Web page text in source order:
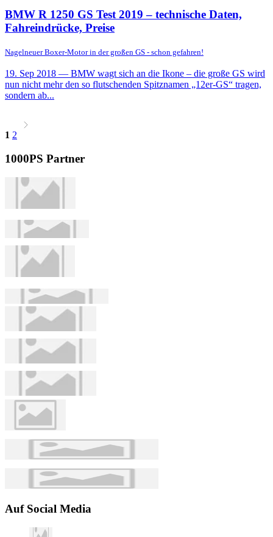
BMW R 1250 GS Test 2019 – technische Daten,
Fahreindrücke, Preise
Nagelneuer Boxer-Motor in der großen GS - schon gefahren!
19. Sep 2018 — BMW wagt sich an die Ikone – die große GS wird
nun nicht mehr den so flutschenden Spitznamen „12er-GS“ tragen,
sondern ab...
1 2
1000PS Partner
Auf Social Media